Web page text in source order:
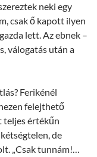
neki egy
csak ő kapott ilyen
lett. Az ebnek –
válogatás után a
Ferikénél
felejthető
teljes értékűn
de
„Csak tunnám!…